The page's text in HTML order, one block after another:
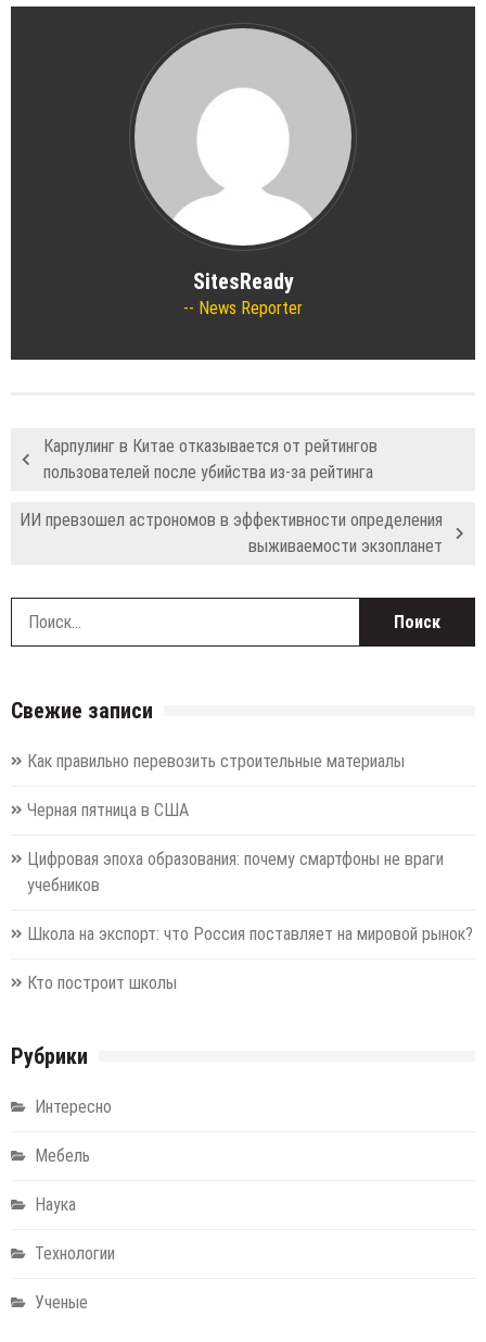
SitesReady
News Reporter
Карпулинг в Китае отказывается от рейтингов
пользователей после убийства из-за рейтинга
ИИ превзошел астрономов в эффективности определения
выживаемости экзопланет
Свежие записи
Как правильно перевозить строительные материалы
Черная пятница в США
Цифровая эпоха образования: почему смартфоны не враги
учебников
Школа на экспорт: что Россия поставляет на мировой рынок?
Кто построит школы
Рубрики
Интересно
Мебель
Наука
Технологии
Ученые